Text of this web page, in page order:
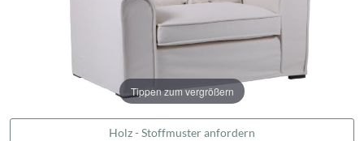
Tippen zum vergrößern
Holz - Stoffmuster anfordern